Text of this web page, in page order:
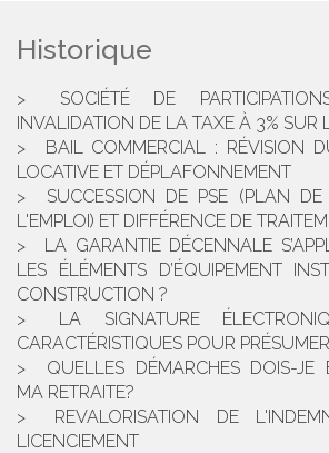
Historique
SOCIÉTÉ DE
INVALIDATION DE LA TAXE À 3% SUR
BAIL COMMERCIAL : RÉVISION
LOCATIVE ET DÉPLAFONNEMENT
SUCCESSION DE PSE (PLAN
L'EMPLOI) ET DIFFÉRENCE DE
LA GARANTIE DÉCENNALE
LES ÉLÉMENTS D’ÉQUIPEMENT
CONSTRUCTION ?
LA SIGNATURE
CARACTÉRISTIQUES POUR
QUELLES DÉMARCHES DOIS-JE
MA RETRAITE?
REVALORISATION DE
LICENCIEMENT